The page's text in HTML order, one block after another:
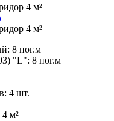
4 м²
4 м²
8 пог.м
"L": 8 пог.м
4 шт.
4 м²